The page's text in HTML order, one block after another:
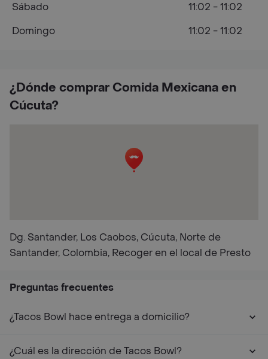
¿Dónde comprar Comida Mexicana en
Cúcuta?
Dg. Santander, Los Caobos, Cúcuta, Norte de
Santander, Colombia, Recoger en el local de Presto
Sábado
11:02 - 11:02
Domingo
11:02 - 11:02
Preguntas frecuentes
¿Tacos Bowl hace entrega a domicilio?
¿Cuál es la dirección de Tacos Bowl?